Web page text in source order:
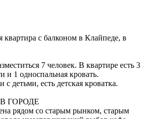
квартира с балконом в Клайпеде, в
7 человек. В квартире есть 3
и 1 односпальная кровать.
детьми, есть детская кроватка.
ГОРОДЕ
рядом со старым рынком, старым